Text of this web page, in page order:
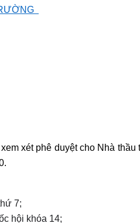
xét phê duyệt cho Nhà thầu
.
7;
hội khóa 14;